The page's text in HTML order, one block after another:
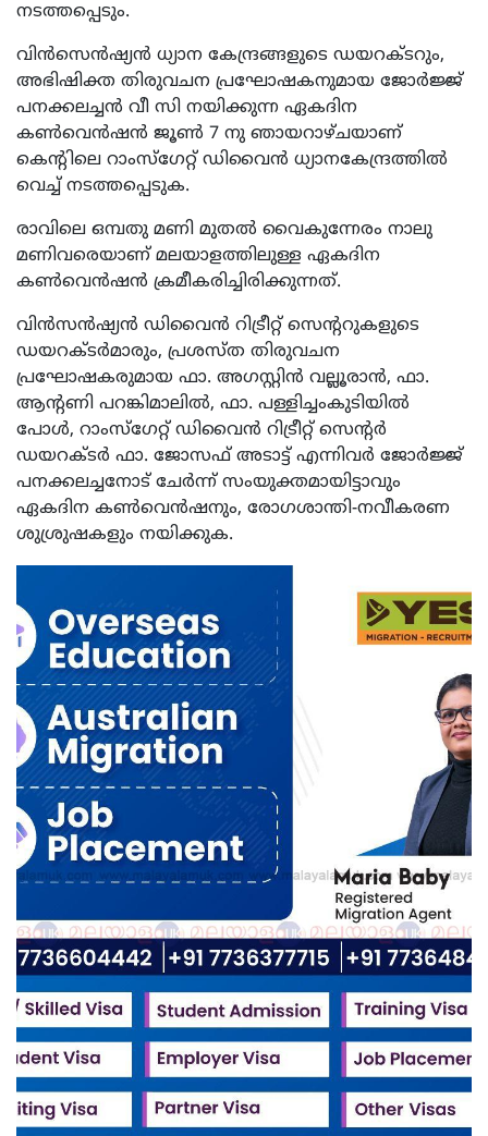
നടത്തപ്പെടും.
വിൻസെൻഷ്യൻ ധ്യാന കേന്ദ്രങ്ങളുടെ ഡയറക്ടറും,
അഭിഷിക്ത തിരുവചന പ്രഘോഷകനുമായ ജോർജ്ജ്
പനക്കലച്ചൻ വീ സി നയിക്കുന്ന ഏകദിന
കൺവെൻഷൻ ജൂൺ 7 നു ഞായറാഴ്ചയാണ്
കെന്റിലെ റാംസ്‌ഗേറ്റ് ഡിവൈൻ ധ്യാനകേന്ദ്രത്തിൽ
വെച്ച് നടത്തപ്പെടുക.
രാവിലെ ഒമ്പതു മണി മുതൽ വൈകുന്നേരം നാലു
മണിവരെയാണ് മലയാളത്തിലുള്ള ഏകദിന
കൺവെൻഷൻ ക്രമീകരിച്ചിരിക്കുന്നത്.
വിൻസൻഷ്യൻ ഡിവൈൻ റിട്രീറ്റ് സെന്ററുകളുടെ
ഡയറക്ടർമാരും, പ്രശസ്ത തിരുവചന
പ്രഘോഷകരുമായ ഫാ. അഗസ്റ്റിൻ വല്ലൂരാൻ, ഫാ.
ആന്റണി പറങ്കിമാലിൽ, ഫാ. പള്ളിച്ചംകുടിയിൽ
പോൾ, റാംസ്‌ഗേറ്റ് ഡിവൈൻ റിട്രീറ്റ് സെന്റർ
ഡയറക്ടർ ഫാ. ജോസഫ് അടാട്ട് എന്നിവർ ജോർജ്ജ്
പനക്കലച്ചനോട് ചേർന്ന് സംയുക്തമായിട്ടാവും
ഏകദിന കൺവെൻഷനും, രോഗശാന്തി-നവീകരണ
ശുശ്രുഷകളും നയിക്കുക.